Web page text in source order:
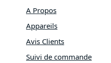
A Propos
Appareils
Avis Clients
Suivi de commande